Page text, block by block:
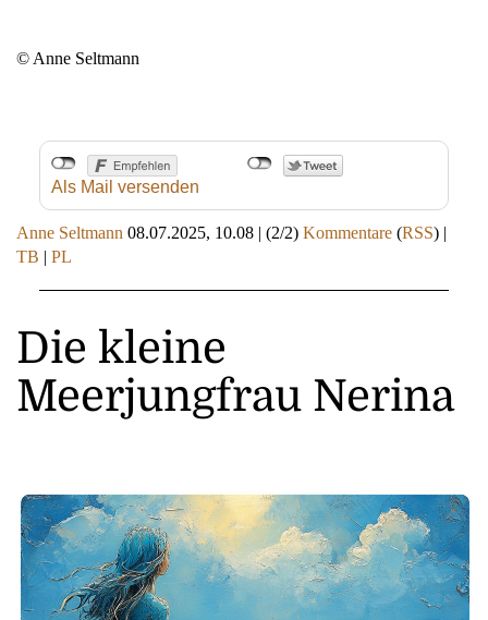
© Anne Seltmann
Als Mail versenden
Anne Seltmann 08.07.2025, 10.08 | (2/2) Kommentare (RSS) |
TB | PL
Die kleine
Meerjungfrau Nerina